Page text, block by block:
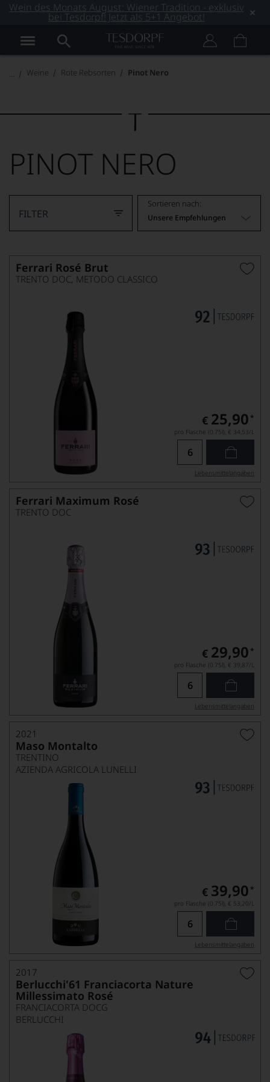
Wein des Monats August: Wiener Tradition - exklusiv
bei Tesdorpf! Jetzt als 5+1 Angebot!
Weine Rote Rebsorten Pinot Nero
PINOT NERO
FILTER
Sortieren nach:
Unsere Empfehlungen
Ferrari Rosé Brut
TRENTO DOC, METODO CLASSICO
€ 25,90 *
pro Flasche (0.75l), € 34,53/L
Lebensmittel­angaben
Ferrari Maximum Rosé
TRENTO DOC
€ 29,90 *
pro Flasche (0.75l), € 39,87/L
Lebensmittel­angaben
2021
Maso Montalto
TRENTINO
AZIENDA AGRICOLA LUNELLI
€ 39,90 *
pro Flasche (0.75l), € 53,20/L
Lebensmittel­angaben
2017
Berlucchi'61 Franciacorta Nature
Millessimato Rosé
FRANCIACORTA DOCG
BERLUCCHI